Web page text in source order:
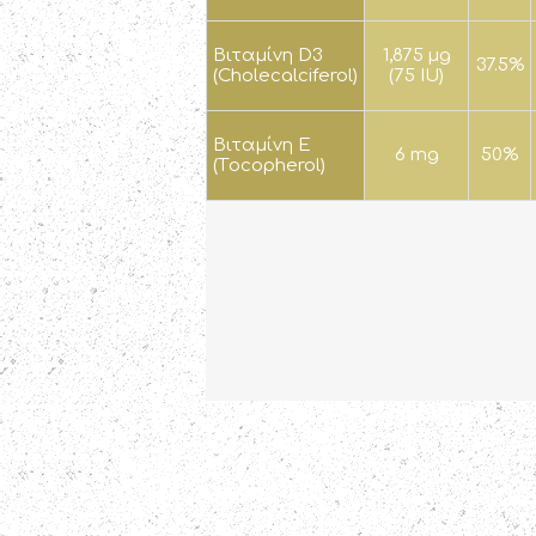
Βιταμίνη D3
(Cholecalciferol)
1,875 μg
(75 IU)
37.5%
Βιταμίνη Ε
(Τocopherol)
6 mg 50%